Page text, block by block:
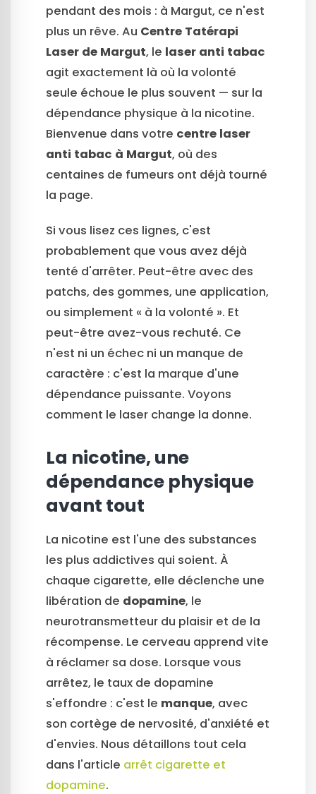
pendant des mois : à Margut, ce n'est
plus un rêve. Au Centre Tatérapi
Laser de Margut, le laser anti tabac
agit exactement là où la volonté
seule échoue le plus souvent — sur la
dépendance physique à la nicotine.
Bienvenue dans votre centre laser
anti tabac à Margut, où des
centaines de fumeurs ont déjà tourné
la page.
Si vous lisez ces lignes, c'est
probablement que vous avez déjà
tenté d'arrêter. Peut-être avec des
patchs, des gommes, une application,
ou simplement « à la volonté ». Et
peut-être avez-vous rechuté. Ce
n'est ni un échec ni un manque de
caractère : c'est la marque d'une
dépendance puissante. Voyons
comment le laser change la donne.
La nicotine, une
dépendance physique
avant tout
La nicotine est l'une des substances
les plus addictives qui soient. À
chaque cigarette, elle déclenche une
libération de dopamine, le
neurotransmetteur du plaisir et de la
récompense. Le cerveau apprend vite
à réclamer sa dose. Lorsque vous
arrêtez, le taux de dopamine
s'effondre : c'est le manque, avec
son cortège de nervosité, d'anxiété et
d'envies. Nous détaillons tout cela
dans l'article arrêt cigarette et
dopamine.